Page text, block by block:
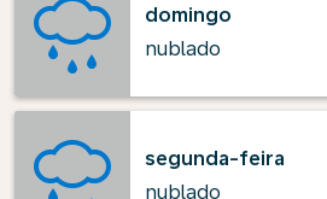
domingo
nublado
segunda-feira
nublado